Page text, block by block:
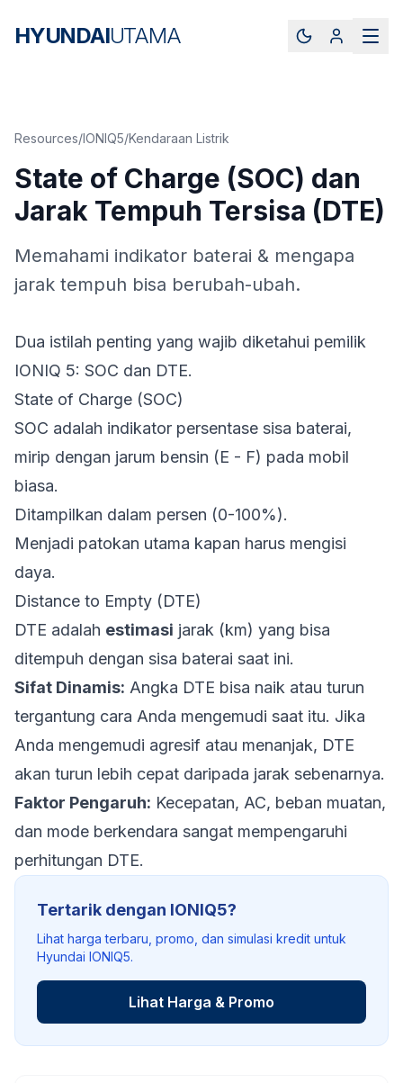
HYUNDAIUTAMA
Resources/IONIQ5/Kendaraan Listrik
State of Charge (SOC) dan
Jarak Tempuh Tersisa (DTE)
Memahami indikator baterai & mengapa
jarak tempuh bisa berubah-ubah.
Dua istilah penting yang wajib diketahui pemilik
IONIQ 5: SOC dan DTE.
State of Charge (SOC)
SOC adalah indikator persentase sisa baterai,
mirip dengan jarum bensin (E - F) pada mobil
biasa.
Ditampilkan dalam persen (0-100%).
Menjadi patokan utama kapan harus mengisi
daya.
Distance to Empty (DTE)
DTE adalah estimasi jarak (km) yang bisa
ditempuh dengan sisa baterai saat ini.
Sifat Dinamis: Angka DTE bisa naik atau turun
tergantung cara Anda mengemudi saat itu. Jika
Anda mengemudi agresif atau menanjak, DTE
akan turun lebih cepat daripada jarak sebenarnya.
Faktor Pengaruh: Kecepatan, AC, beban muatan,
dan mode berkendara sangat mempengaruhi
perhitungan DTE.
Tertarik dengan IONIQ5?
Lihat harga terbaru, promo, dan simulasi kredit untuk
Hyundai IONIQ5.
Lihat Harga & Promo